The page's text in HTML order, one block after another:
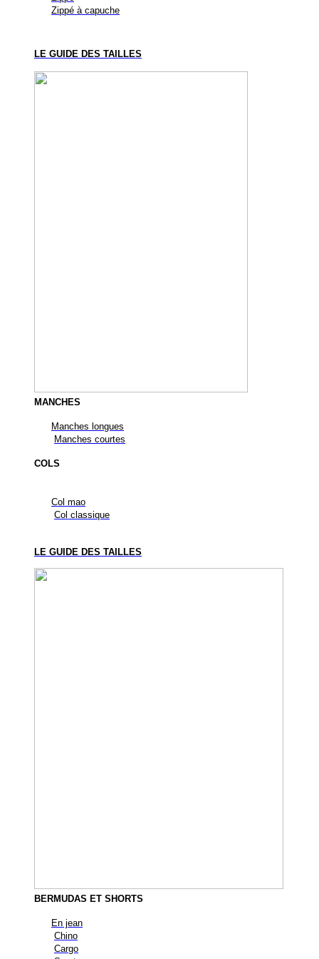
Zippé à capuche
LE GUIDE DES TAILLES
MANCHES
Manches longues
Manches courtes
COLS
Col mao
Col classique
LE GUIDE DES TAILLES
BERMUDAS ET SHORTS
En jean
Chino
Cargo